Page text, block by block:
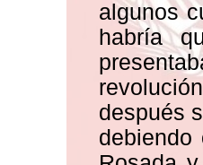
algunos
habría
después
debiendo